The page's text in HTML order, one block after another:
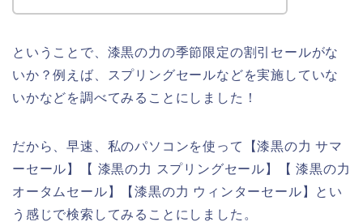
ということで、漆黒の力の季節限定の割引セールがな
いか？例えば、スプリングセールなどを実施していな
いかなどを調べてみることにしました！
だから、早速、私のパソコンを使って【漆黒の力 サマ
ーセール】【 漆黒の力 スプリングセール】【 漆黒の力
オータムセール】【漆黒の力 ウィンターセール】とい
う感じで検索してみることにしました。